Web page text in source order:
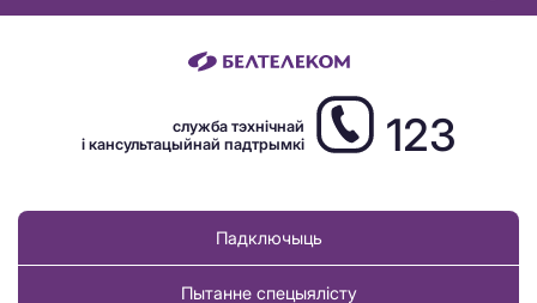
служба тэхнічнай
і кансультацыйнай падтрымкі
123
Падключыць
Пытанне спецыялісту